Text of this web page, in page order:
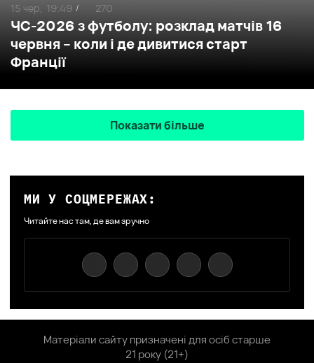
ЧС-2026 з футболу: розклад матчів 16
червня – коли і де дивитися старт
Франції
15 чер, 19:49 / 270
Показати більше
МИ У СОЦМЕРЕЖАХ:
Читайте нас там, де вам зручно
Матеріали сайту призначені для осіб старше
21 року (21+)